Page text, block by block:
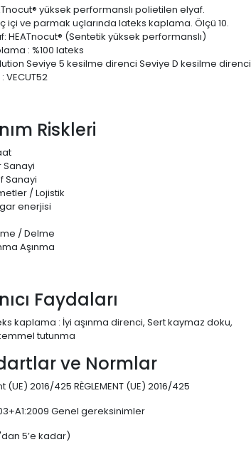
yüksek performanslı polietilen elyaf.
içi ve parmak uçlarında lateks kaplama. Ölçü 10.
HEATnocut® (Sentetik yüksek performanslı)
: %100 lateks
Seviye 5 kesilme direnci Seviye D kesilme direnci
VECUT52
Riskleri
Sanayi
Sanayi
/ Lojistik
enerjisi
/ Delme
Aşınma
Faydaları
kaplama : İyi aşınma direnci, Sert kaymaz doku,
tutunma
ve Normlar
2016/425 RÈGLEMENT (UE) 2016/425
Genel gereksinimler
5’e kadar)